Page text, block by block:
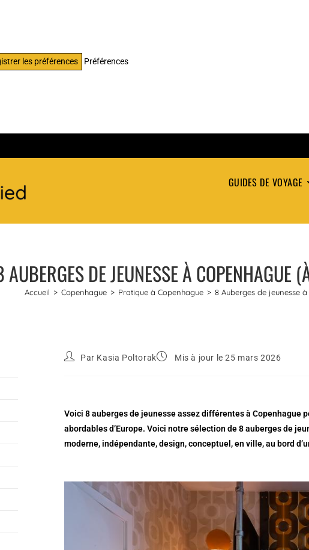
les préférences Préférences
GUIDES DE VOYAGE
AUBERGES DE JEUNESSE À
Accueil > Copenhague > Pratique à Copenhague > 8 Auberges de jeunesse
Par Kasia Poltorak Mis à jour le 25 mars 2026
Voici 8 auberges de jeunesse assez différentes à Copenhague
abordables d’Europe. Voici notre sélection de 8 auberges de
moderne, indépendante, design, conceptuel, en ville, au bord